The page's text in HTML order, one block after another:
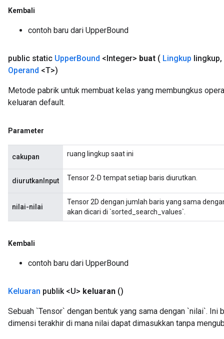
Kembali
contoh baru dari UpperBound
public static UpperBound <Integer> buat ( Lingkup lingkup,
Operand <T>)
Metode pabrik untuk membuat kelas yang membungkus
keluaran default.
Parameter
cakupan ruang lingkup saat ini
diurutkanInput Tensor 2-D tempat setiap baris diurutkan.
nilai-nilai
Tensor 2D dengan jumlah baris yang sama
akan dicari di `sorted_search_values`.
Kembali
contoh baru dari UpperBound
Keluaran publik <U> keluaran ()
Sebuah `Tensor` dengan bentuk yang sama dengan `nilai`.
dimensi terakhir di mana nilai dapat dimasukkan tanpa